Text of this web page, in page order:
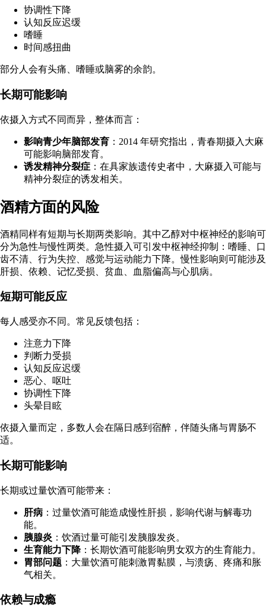
协调性下降
认知反应迟缓
嗜睡
时间感扭曲
部分人会有头痛、嗜睡或脑雾的余韵。
长期可能影响
依摄入方式不同而异，整体而言：
影响青少年脑部发育 ： 2014 年研究指出，青春期摄入大麻
可能影响脑部发育。
诱发精神分裂症 ：在具家族遗传史者中，大麻摄入可能与
精神分裂症的诱发相关。
酒精方面的风险
酒精同样有短期与长期两类影响。其中乙醇对中枢神经的影响可
分为急性与慢性两类。急性摄入可引发中枢神经抑制：嗜睡、口
齿不清、行为失控、感觉与运动能力下降。慢性影响则可能涉及
肝损、依赖、记忆受损、贫血、血脂偏高与心肌病。
短期可能反应
每人感受亦不同 。常见反馈包括：
注意力下降
判断力受损
认知反应迟缓
恶心、呕吐
协调性下降
头晕目眩
依摄入量而定，多数人会在隔日感到宿醉，伴随头痛与胃肠不
适。
长期可能影响
长期或过量饮酒可能带来：
肝病 ：过量饮酒可能造成慢性肝损，影响代谢与解毒功
能。
胰腺炎 ：饮酒过量可能引发胰腺发炎。
生育能力下降：长期饮酒可能影响男女双方的生育能力。
胃部问题 ：大量饮酒可能刺激胃黏膜，与溃疡、疼痛和胀
气相关。
依赖与成瘾